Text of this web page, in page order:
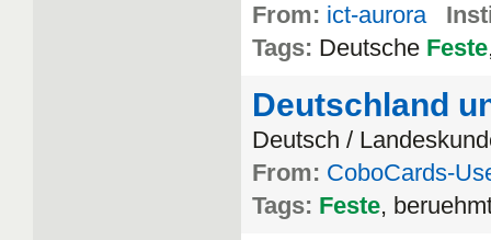
From: ict-aurora
Tags: Deutsche Feste
Deutschland
Deutsch /
From: CoboCards-
Tags: Feste,